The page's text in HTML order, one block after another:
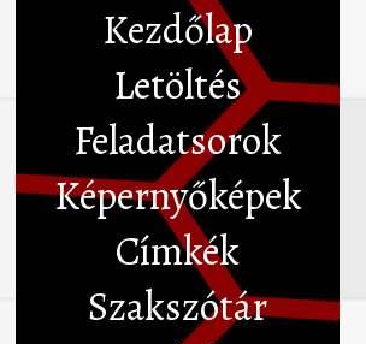
Kezdőlap
Letöltés
Feladatsorok
Képernyőképek
Címkék
Szakszótár